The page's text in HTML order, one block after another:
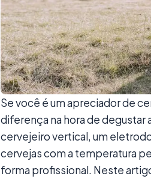
Se você é um apreciador de
diferença na hora de degustar
cervejeiro vertical, um
cervejas com a temperatura
forma profissional. Neste